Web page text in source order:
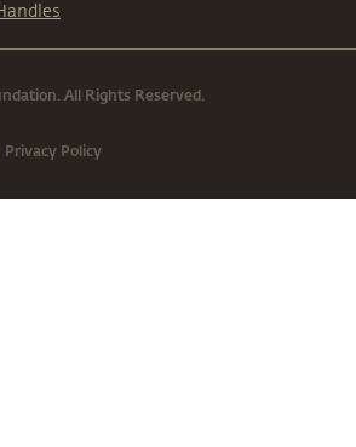
All Rights Reserved.
Privacy Policy